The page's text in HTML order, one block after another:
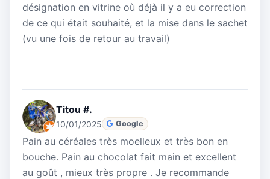
désignation en vitrine où déjà il y a eu correction
de ce qui était souhaité, et la mise dans le sachet
(vu une fois de retour au travail)
Titou #.
10/01/2025 Google
Pain au céréales très moelleux et très bon en
bouche. Pain au chocolat fait main et excellent
au goût , mieux très propre . Je recommande